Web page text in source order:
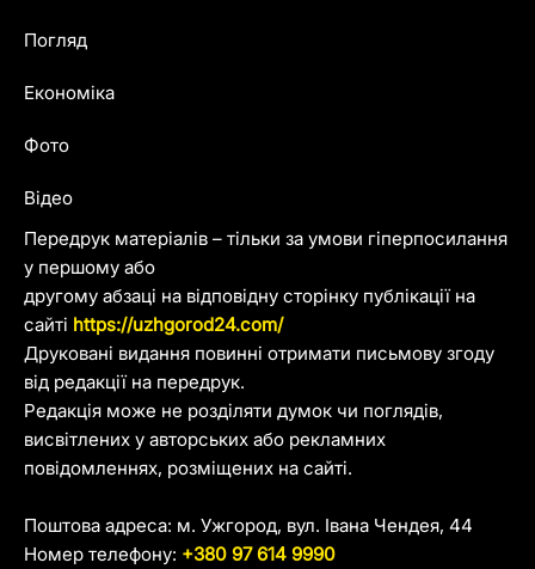
Передрук матеріалів – тільки за умови гіперпосилання
у першому або
другому абзаці на відповідну сторінку публікації на
сайті https://uzhgorod24.com/
Друковані видання повинні отримати письмову згоду
від редакції на передрук.
Редакція може не розділяти думок чи поглядів,
висвітлених у авторських або рекламних
повідомленнях, розміщених на сайті.
Поштова адреса: м. Ужгород, вул. Івана Чендея, 44
Номер телефону: +380 97 614 9990
Погляд
Економіка
Фото
Відео